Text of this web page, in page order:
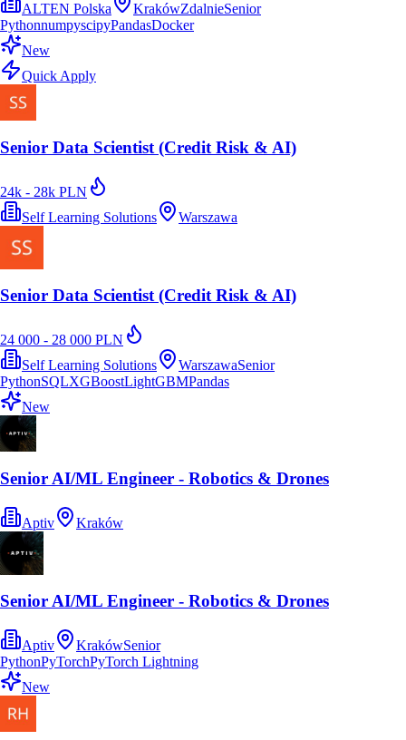
ALTEN Polska KrakówZdalnieSenior
PythonnumpyscipyPandasDocker
New
Quick Apply
Senior Data Scientist (Credit Risk & AI)
24k - 28k PLN
Self Learning Solutions
Warszawa
Senior Data Scientist (Credit Risk & AI)
24 000 - 28 000 PLN
Self Learning Solutions
WarszawaSenior
PythonSQLXGBoostLightGBMPandas
New
Senior AI/ML Engineer - Robotics & Drones
Aptiv Kraków
Senior AI/ML Engineer - Robotics & Drones
Aptiv KrakówSenior
PythonPyTorchPyTorch Lightning
New